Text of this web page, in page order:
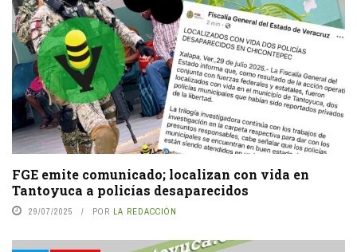
FGE emite comunicado; localizan con vida en
Tantoyuca a policías desaparecidos
29/07/2025 POR LA REDACCIÓN